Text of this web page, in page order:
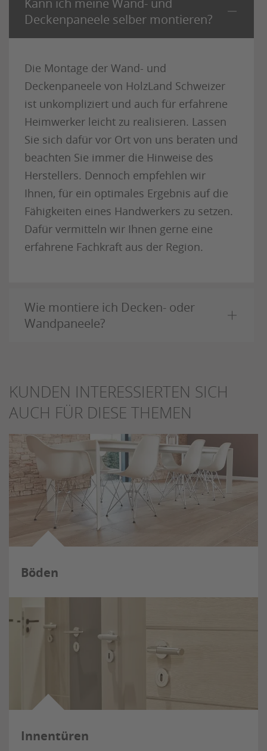
Kann ich meine Wand- und
Deckenpaneele selber montieren?
Die Montage der Wand- und
Deckenpaneele von HolzLand Schweizer
ist unkompliziert und auch für erfahrene
Heimwerker leicht zu realisieren. Lassen
Sie sich dafür vor Ort von uns beraten und
beachten Sie immer die Hinweise des
Herstellers. Dennoch empfehlen wir
Ihnen, für ein optimales Ergebnis auf die
Fähigkeiten eines Handwerkers zu setzen.
Dafür vermitteln wir Ihnen gerne eine
erfahrene Fachkraft aus der Region.
Wie montiere ich Decken- oder
Wandpaneele?
KUNDEN INTERESSIERTEN SICH
AUCH FÜR DIESE THEMEN
Böden
Innentüren